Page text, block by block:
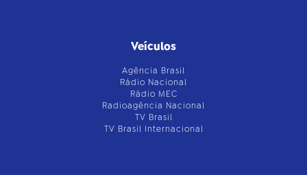
Veículos
Agência Brasil
Rádio Nacional
Rádio MEC
Radioagência Nacional
TV Brasil
TV Brasil Internacional